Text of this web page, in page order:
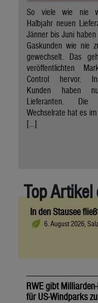
So viele wie nie
Halbjahr neuen
Jänner bis Juni
Gaskunden wie nie
gewechselt. Das
veröffentlichten
Control hervor.
Kunden haben
Lieferanten. Die
Wechselrate hat es im
[…]
Top Artikel
In den Stausee
6. August 2026,
RWE gibt
für US-Windparks